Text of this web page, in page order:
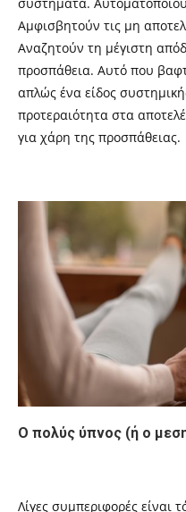
συστήματα.
Αμφισβητούν τις μη
Αναζητούν τη μέγιστη
προσπάθεια. Αυτό που
απλώς ένα είδος
προτεραιότητα στα
για χάρη της προσπάθειας.
Ο πολύς ύπνος (ή ο
Λίγες συμπεριφορές είναι